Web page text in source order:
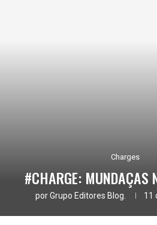
Charges
#CHARGE: MUNDAÇAS
porGrupo Editores Blog. 11